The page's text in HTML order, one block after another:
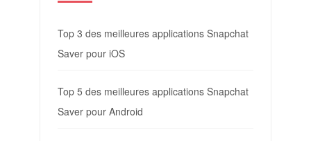
Top 3 des meilleures applications Snapchat
Saver pour iOS
Top 5 des meilleures applications Snapchat
Saver pour Android